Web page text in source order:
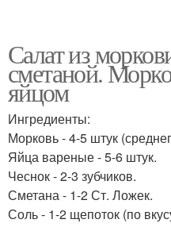
Салат из
сметаной.
яйцом
Ингредиенты:
Морковь - 4-5 штук
Яйца вареные - 5-6 штук.
Чеснок - 2-3 зубчиков.
Сметана - 1-2 Ст. Ложек.
Соль - 1-2 щепоток (по